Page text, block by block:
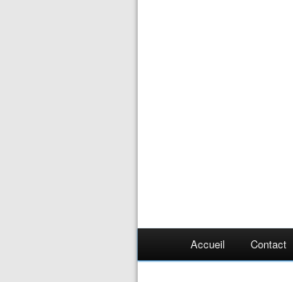
Accueil Contact